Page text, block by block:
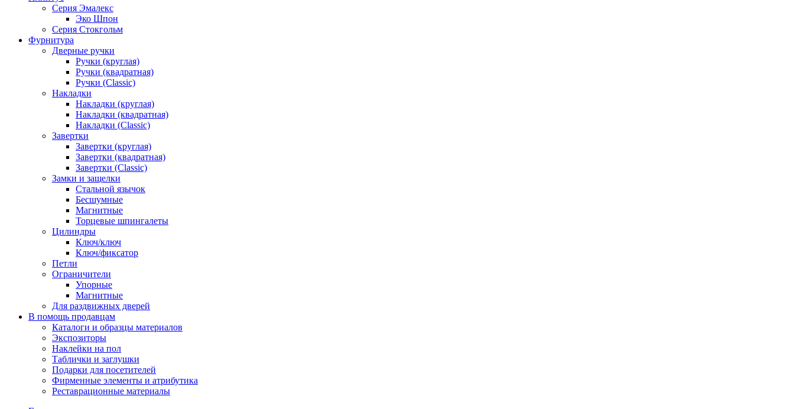
Серия Эмалекс
Эко Шпон
Серия Стокгольм
Фурнитура
Дверные ручки
Ручки (круглая)
Ручки (квадратная)
Ручки (Classic)
Накладки
Накладки (круглая)
Накладки (квадратная)
Накладки (Classic)
Завертки
Завертки (круглая)
Завертки (квадратная)
Завертки (Classic)
Замки и защелки
Стальной язычок
Бесшумные
Магнитные
Торцевые шпингалеты
Цилиндры
Ключ/ключ
Ключ/фиксатор
Петли
Ограничители
Упорные
Магнитные
Для раздвижных дверей
В помощь продавцам
Каталоги и образцы материалов
Экспозиторы
Наклейки на пол
Таблички и заглушки
Подарки для посетителей
Фирменные элементы и атрибутика
Реставрационные материалы